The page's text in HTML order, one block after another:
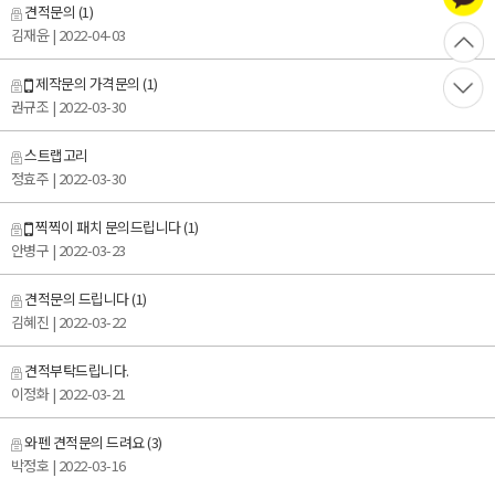
견적문의 (1)
김재윤| 2022-04-03
제작문의 가격문의(1)
권규조 | 2022-03-30
스트랩고리
정효주 | 2022-03-30
찍찍이 패치 문의드립니다(1)
안병구 | 2022-03-23
견적문의 드립니다(1)
김혜진 | 2022-03-22
견적부탁드립니다.
이정화| 2022-03-21
와펜 견적문의 드려요(3)
박정호 | 2022-03-16